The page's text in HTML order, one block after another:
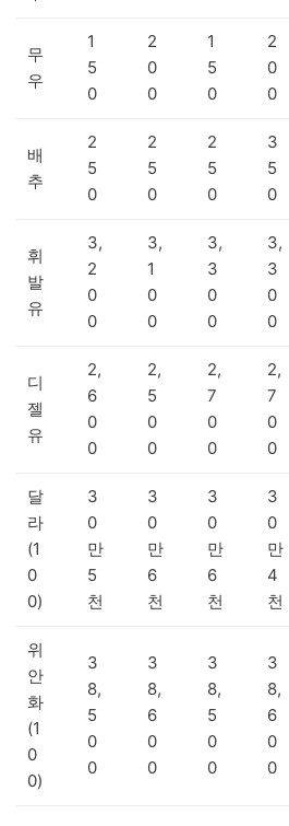
무
우
1
5
0
2
0
0
1
5
0
2
0
0
배
추
2
5
0
2
5
0
2
5
0
3
5
0
휘
발
유
3,
2
0
0
3,
1
0
0
3,
3
0
0
3,
3
0
0
디
젤
유
2,
6
0
0
2,
5
0
0
2,
7
0
0
2,
7
0
0
달
라
(1
0
0)
3
0
만
5
천
3
0
만
6
천
3
0
만
6
천
3
0
만
4
천
위
안
화
(1
0
0)
3
8,
5
0
0
3
8,
6
0
0
3
8,
5
0
0
3
8,
6
0
0